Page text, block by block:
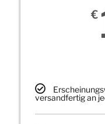
€
versandfertig an